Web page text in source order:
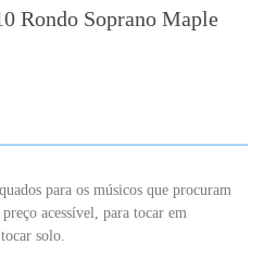
Rondo Soprano Maple
para os músicos que procuram
acessível, para tocar em
solo.